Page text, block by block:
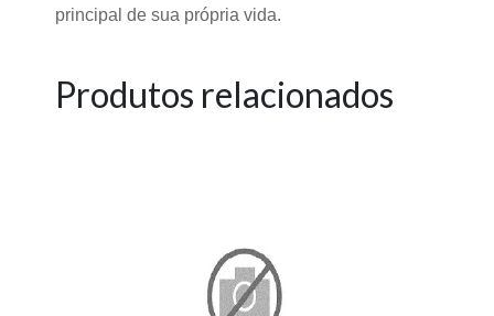
principal de sua própria vida.
Produtos relacionados